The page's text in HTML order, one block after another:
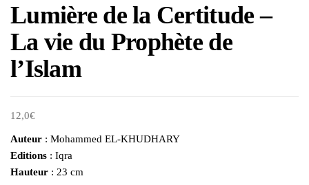
Lumière de la Certitude –
La vie du Prophète de
l’Islam
12,0€
Auteur : Mohammed EL-KHUDHARY
Editions : Iqra
Hauteur : 23 cm